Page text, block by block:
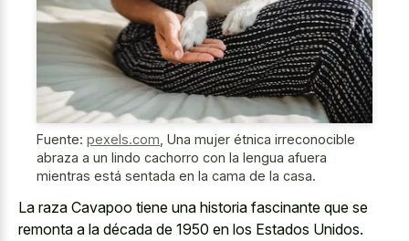
Fuente: pexels.com Una mujer étnica irreconocible
abraza a un lindo cachorro con la lengua afuera
mientras está sentada en la cama de la casa.
La raza Cavapoo tiene una historia fascinante que se
remonta a la década de 1950 en los Estados Unidos.